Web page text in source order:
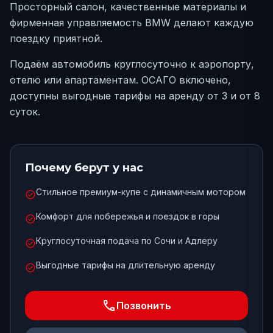
Просторный салон, качественные материалы и
фирменная управляемость BMW делают каждую
поездку приятной.
Подаём автомобиль круглосуточно к аэропорту,
отелю или апартаментам. ОСАГО включено,
доступны выгодные тарифы на аренду от 3 и от 8
суток.
Почему берут у нас
check_circleСтильное премиум-купе с динамичным мотором
check_circleКомфорт для побережья и поездок в горы
check_circleКруглосуточная подача по Сочи и Адлеру
check_circleВыгодные тарифы на длительную аренду
phone Позвонить